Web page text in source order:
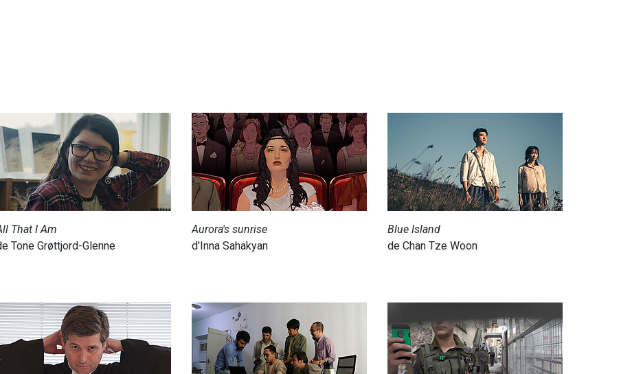
That I Am
Tone Grøttjord-Glenne
Aurora's sunrise
d'Inna Sahakyan
Blue Island
de Chan Tze Woon